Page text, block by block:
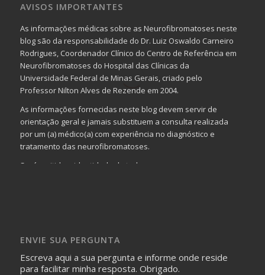
AVISOS IMPORTANTES
As informações médicas sobre as Neurofibromatoses neste
blog são da responsabilidade do Dr. Luiz Oswaldo Carneiro
Rodrigues, Coordenador Clínico do Centro de Referência em
Neurofibromatoses do Hospital das Clínicas da
Universidade Federal de Minas Gerais, criado pelo
Professor Nilton Alves de Rezende em 2004.
As informações fornecidas neste blog devem servir de
orientação geral e jamais substituem a consulta realizada
por um (a) médico(a) com experiência no diagnóstico e
tratamento das neurofibromatoses.
Será omitida a identidade de todas as pessoas que
identificação da pessoa fotografada.
ENVIE SUA PERGUNTA
Escreva aqui a sua pergunta e informe onde reside
para facilitar minha resposta. Obrigado.